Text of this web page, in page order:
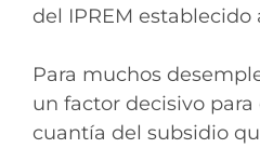
del IPREM
Para muchos
un factor decisivo
cuantía del subsidio